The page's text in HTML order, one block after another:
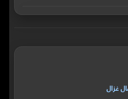
غزال